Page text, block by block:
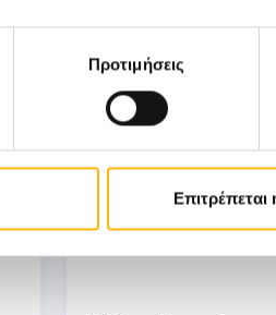
Προτιμήσεις
Επιτρέπεται
ΓΕΝΙΚΗ ΚΛΙΝΙΚΗ
ΙΑΣΩ: Ημερίδα
θέματα